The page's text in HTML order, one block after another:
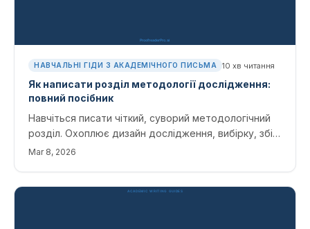
НАВЧАЛЬНІ ГІДИ З АКАДЕМІЧНОГО ПИСЬМА 10 хв читання
Як написати розділ методології дослідження:
повний посібник
Навчіться писати чіткий, суворий методологічний
розділ. Охоплює дизайн дослідження, вибірку, збір
даних, методи аналізу та типові помилки, яких слід
Mar 8, 2026